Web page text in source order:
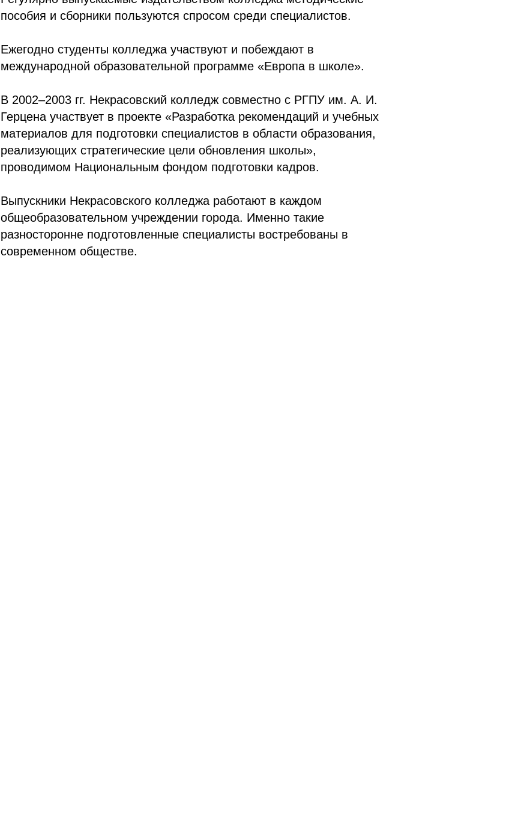
пособия и сборники пользуются спросом среди специалистов.
Ежегодно студенты колледжа участвуют и побеждают в
международной образовательной программе «Европа в школе».
В 2002–2003 гг. Некрасовский колледж совместно с РГПУ им. А. И.
Герцена участвует в проекте «Разработка рекомендаций и учебных
материалов для подготовки специалистов в области образования,
реализующих стратегические цели обновления школы»,
проводимом Национальным фондом подготовки кадров.
Выпускники Некрасовского колледжа работают в каждом
общеобразовательном учреждении города. Именно такие
разносторонне подготовленные специалисты востребованы в
современном обществе.